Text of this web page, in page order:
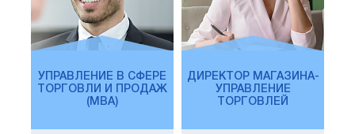
УПРАВЛЕНИЕ В СФЕРЕ
ТОРГОВЛИ И ПРОДАЖ
(MBA)
ДИРЕКТОР МАГАЗИНА-
УПРАВЛЕНИЕ
ТОРГОВЛЕЙ